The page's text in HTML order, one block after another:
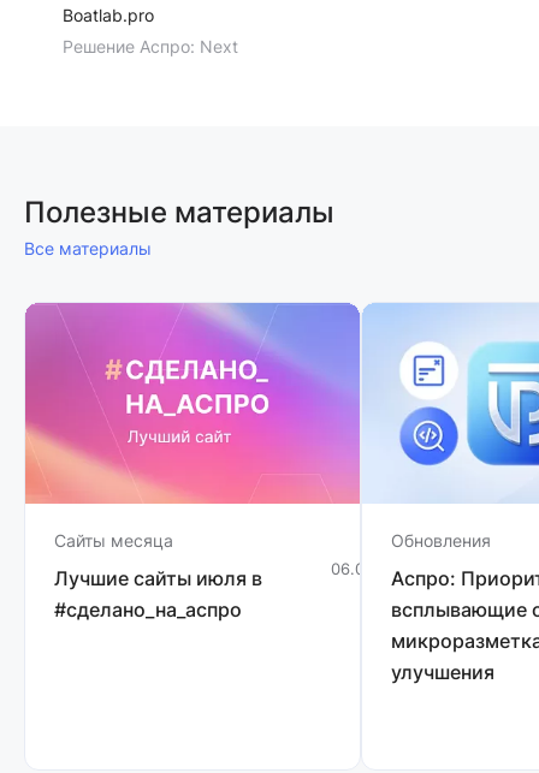
Boatlab.pro
Решение Аспро: Next
Полезные материалы
Все материалы
Сайты месяца
Лучшие сайты июля в
#сделано_на_аспро
06.08.2026 1 мин
Обновления
Аспро:
всплывающие
улучшения